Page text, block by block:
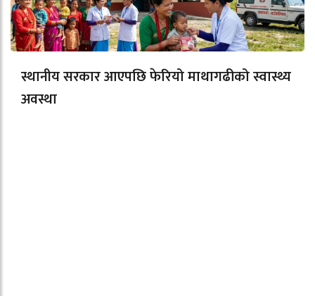
स्थानीय सरकार आएपछि फेरियो माथागढीको स्वास्थ्य
अवस्था